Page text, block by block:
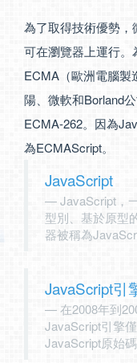
為了取得技術優勢
可在瀏覽器上運行。
ECMA（歐洲電腦製
陽、微軟和Borland
ECMA-262。因為
為ECMAScript。
JavaScript
JavaScript，
型別、基於原型
器被稱為
JavaScript引
在2008年到
JavaScript引擎
JavaScript原始碼